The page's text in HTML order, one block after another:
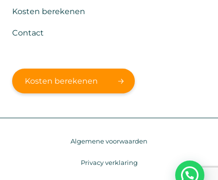
Kosten berekenen
Contact
Kosten berekenen
Algemene voorwaarden
Privacy verklaring